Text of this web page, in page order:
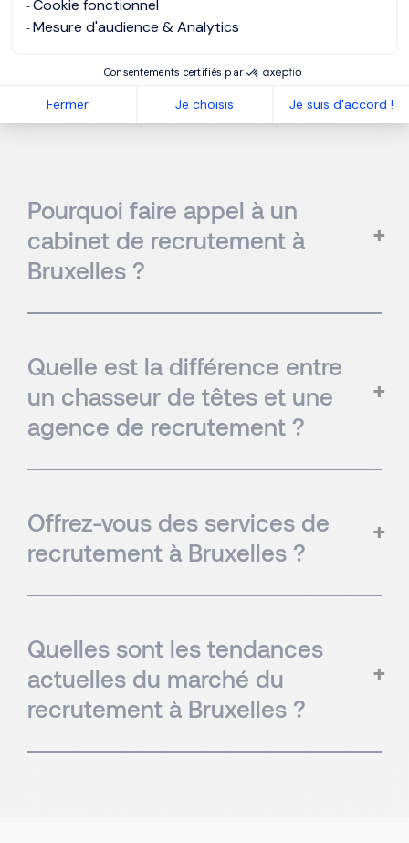
Cookie fonctionnel
Mesure d'audience & Analytics
Consentements certifiés par
Fermer Je choisis Je suis d'accord !
Vos questions fréquentes
Pourquoi faire appel à un
cabinet de recrutement à
Bruxelles ?
Quelle est la différence entre
un chasseur de têtes et une
agence de recrutement ?
Offrez-vous des services de
recrutement à Bruxelles ?
Quelles sont les tendances
actuelles du marché du
recrutement à Bruxelles ?